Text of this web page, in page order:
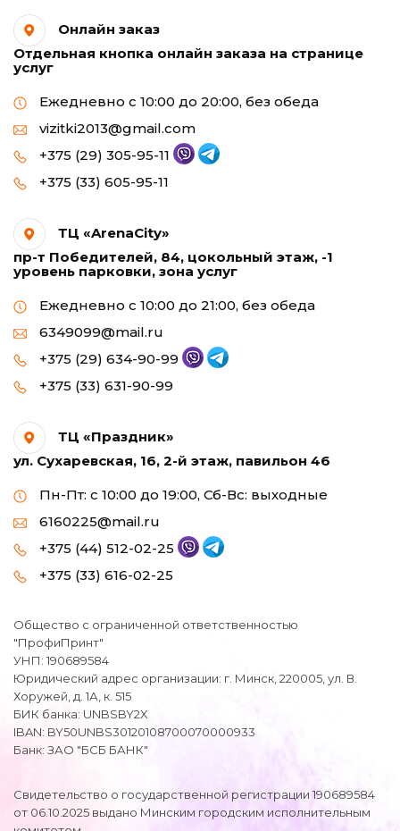
Онлайн заказ
Отдельная кнопка онлайн заказа на странице
услуг
Ежедневно с 10:00 до 20:00, без обеда
vizitki2013@gmail.com
+375 (29) 305-95-11
+375 (33) 605-95-11
ТЦ «ArenaCity»
пр-т Победителей, 84, цокольный этаж, -1
уровень парковки, зона услуг
Ежедневно с 10:00 до 21:00, без обеда
6349099@mail.ru
+375 (29) 634-90-99
+375 (33) 631-90-99
ТЦ «Праздник»
ул. Сухаревская, 16, 2-й этаж, павильон 46
Пн-Пт: с 10:00 до 19:00, Сб-Вс: выходные
6160225@mail.ru
+375 (44) 512-02-25
+375 (33) 616-02-25
Общество с ограниченной ответственностью
"ПрофиПринт"
УНП: 190689584
Юридический адрес организации: г. Минск, 220005, ул. В.
Хоружей, д. 1А, к. 515
БИК банка: UNBSBY2X
IBAN: BY50UNBS30120108700070000933
Банк: ЗАО "БСБ БАНК"
Свидетельство о государственной регистрации 190689584
от 06.10.2025 выдано Минским городским исполнительным